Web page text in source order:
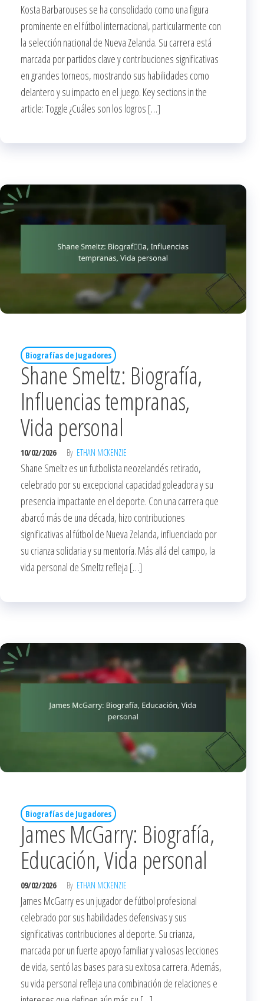
Kosta Barbarouses se ha consolidado como una figura
prominente en el fútbol internacional, particularmente con
la selección nacional de Nueva Zelanda. Su carrera está
marcada por partidos clave y contribuciones significativas
en grandes torneos, mostrando sus habilidades como
delantero y su impacto en el juego. Key sections in the
article: Toggle ¿Cuáles son los logros […]
Biografías de Jugadores
Shane Smeltz: Biografía,
Influencias tempranas,
Vida personal
10/02/2026 By ETHAN MCKENZIE
Shane Smeltz es un futbolista neozelandés retirado,
celebrado por su excepcional capacidad goleadora y su
presencia impactante en el deporte. Con una carrera que
abarcó más de una década, hizo contribuciones
significativas al fútbol de Nueva Zelanda, influenciado por
su crianza solidaria y su mentoría. Más allá del campo, la
vida personal de Smeltz refleja […]
Biografías de Jugadores
James McGarry: Biografía,
Educación, Vida personal
09/02/2026 By ETHAN MCKENZIE
James McGarry es un jugador de fútbol profesional
celebrado por sus habilidades defensivas y sus
significativas contribuciones al deporte. Su crianza,
marcada por un fuerte apoyo familiar y valiosas lecciones
de vida, sentó las bases para su exitosa carrera. Además,
su vida personal refleja una combinación de relaciones e